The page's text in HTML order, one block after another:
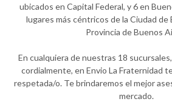
ubicados en Capital Federal, y 6 en
lugares más céntricos de la Ciudad de
Provincia de Buenos
En cualquiera de nuestras 18
cordialmente, en Envio La Fraternidad
respetada/o. Te brindaremos el mejor
mercado.